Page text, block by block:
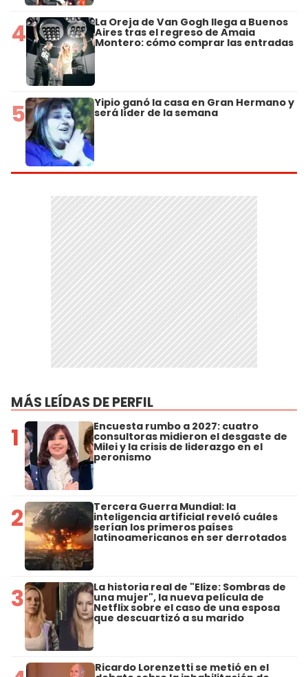
4 La Oreja de Van Gogh llega a Buenos
Aires tras el regreso de Amaia
Montero: cómo comprar las entradas
5 Yipio ganó la casa en Gran Hermano y
será líder de la semana
MÁS LEÍDAS DE PERFIL
1 Encuesta rumbo a 2027: cuatro
consultoras midieron el desgaste de
Milei y la crisis de liderazgo en el
peronismo
2 Tercera Guerra Mundial: la
inteligencia artificial reveló cuáles
serían los primeros países
latinoamericanos en ser derrotados
3 La historia real de "Elize: Sombras de
una mujer", la nueva película de
Netflix sobre el caso de una esposa
que descuartizó a su marido
Ricardo Lorenzetti se metió en el